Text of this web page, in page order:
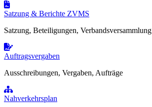
Satzung & Berichte ZVMS
Satzung, Beteiligungen, Verbandsversammlung
Auftragsvergaben
Ausschreibungen, Vergaben, Aufträge
Nahverkehrsplan